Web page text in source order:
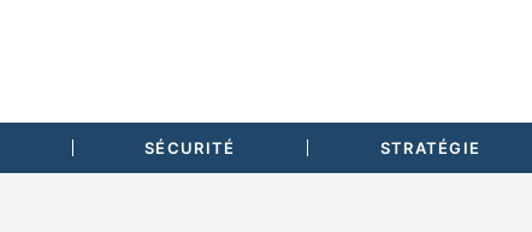
SÉCURITÉ STRATÉGIE